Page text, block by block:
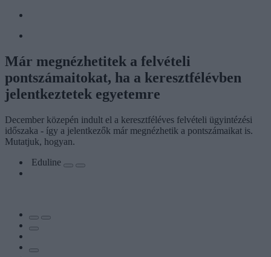
Már megnézhetitek a felvételi
pontszámaitokat, ha a keresztfélévben
jelentkeztetek egyetemre
December közepén indult el a keresztféléves felvételi ügyintézési
időszaka - így a jelentkezők már megnézhetik a pontszámaikat is.
Mutatjuk, hogyan.
Eduline